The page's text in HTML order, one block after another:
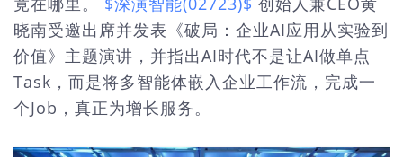
晓南受邀出席并发表《破局：企业AI应用从实验到
价值》主题演讲，并指出AI时代不是让AI做单点
Task，而是将多智能体嵌入企业工作流，完成一
个Job，真正为增长服务。